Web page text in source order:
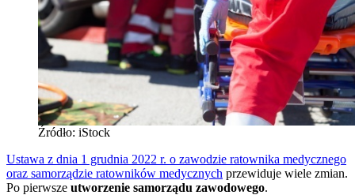
Źródło: iStock
Ustawa z dnia 1 grudnia 2022 r. o zawodzie ratownika medycznego
oraz samorządzie ratowników medycznych przewiduje wiele zmian.
Po pierwsze utworzenie samorządu zawodowego.